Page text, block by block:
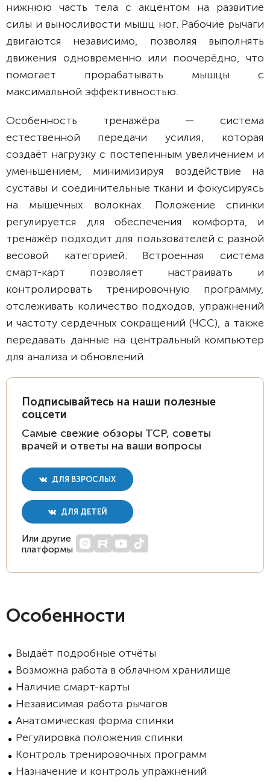
нижнюю часть тела с акцентом на развитие
силы и выносливости мышц ног. Рабочие рычаги
двигаются независимо, позволяя выполнять
движения одновременно или поочерёдно, что
помогает прорабатывать мышцы с
максимальной эффективностью.
Особенность тренажёра — система
естественной передачи усилия, которая
создаёт нагрузку с постепенным увеличением и
уменьшением, минимизируя воздействие на
суставы и соединительные ткани и фокусируясь
на мышечных волокнах. Положение спинки
регулируется для обеспечения комфорта, и
тренажёр подходит для пользователей с разной
весовой категорией. Встроенная система
смарт-карт позволяет настраивать и
контролировать тренировочную программу,
отслеживать количество подходов, упражнений
и частоту сердечных сокращений (ЧСС), а также
передавать данные на центральный компьютер
для анализа и обновлений.
Подписывайтесь на наши полезные
соцсети
Самые свежие обзоры ТСР, советы
врачей и ответы на ваши вопросы
ДЛЯ ВЗРОСЛЫХ
ДЛЯ ДЕТЕЙ
Или другие
платформы
Особенности
Выдаёт подробные отчёты
Возможна работа в облачном хранилище
Наличие смарт-карты
Независимая работа рычагов
Анатомическая форма спинки
Регулировка положения спинки
Контроль тренировочных программ
Назначение и контроль упражнений